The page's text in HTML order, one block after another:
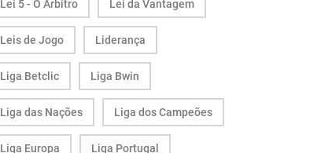
Lei 5 - O Árbitro Lei da Vantagem
Leis de Jogo Liderança
Liga Betclic Liga Bwin
Liga das Nações Liga dos Campeões
Liga Europa Liga Portugal